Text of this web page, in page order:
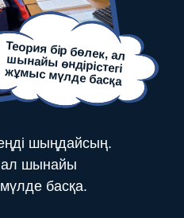
шыңдайсың.
ал шынайы
мүлде басқа.
Теория бір бөлек, ал
шынайы өндірістегі
жұмыс мүлде басқа